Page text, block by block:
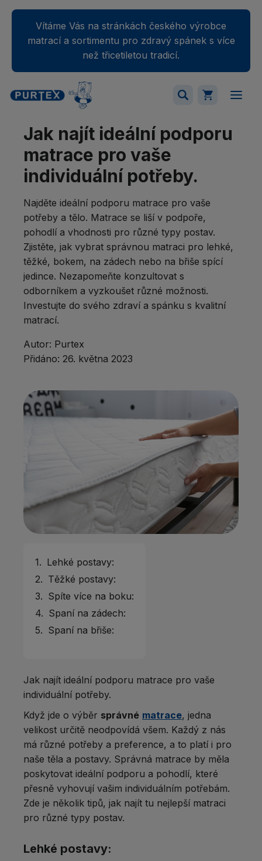
Vítáme Vás na stránkách českého výrobce
matrací a sortimentu pro zdravý spánek s více
než třicetiletou tradicí.
Váš nákupný košík je momentálne prázdny.
Přidejte produkty do košíku.
Jak najít ideální podporu
matrace pro vaše
individuální potřeby.
Najděte ideální podporu matrace pro vaše
potřeby a tělo. Matrace se liší v podpoře,
pohodlí a vhodnosti pro různé typy postav.
Zjistěte, jak vybrat správnou matraci pro lehké,
těžké, bokem, na zádech nebo na břiše spící
jedince. Nezapomeňte konzultovat s
odborníkem a vyzkoušet různé možnosti.
Investujte do svého zdraví a spánku s kvalitní
matrací.
Autor: Purtex
Přidáno: 26. května 2023
1. Lehké postavy:
2. Těžké postavy:
3. Spíte více na boku:
4. Spaní na zádech:
5. Spaní na břiše:
Jak najít ideální podporu matrace pro vaše
individuální potřeby.
Když jde o výběr správné matrace, jedna
velikost určitě neodpovídá všem. Každý z nás
má různé potřeby a preference, a to platí i pro
naše těla a postavy. Správná matrace by měla
poskytovat ideální podporu a pohodlí, které
přesně vyhovují vašim individuálním potřebám.
Zde je několik tipů, jak najít tu nejlepší matraci
pro různé typy postav.
Lehké postavy: